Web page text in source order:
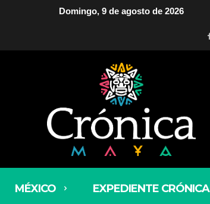
Domingo, 9 de agosto de 2026
MÉXICO EXPEDIENTE CRÓNICA